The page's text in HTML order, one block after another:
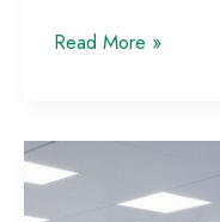
Volvo
namuose:
Read More »